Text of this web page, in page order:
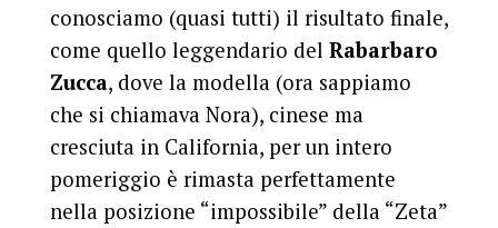
conosciamo (quasi tutti) il risultato finale,
come quello leggendario del Rabarbaro
Zucca, dove la modella (ora sappiamo
che si chiamava Nora), cinese ma
cresciuta in California, per un intero
pomeriggio è rimasta perfettamente
nella posizione “impossibile” della “Zeta”